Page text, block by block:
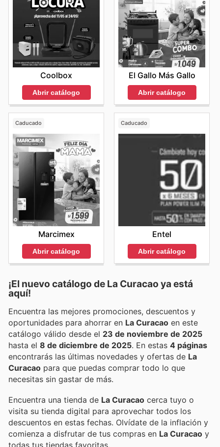
Coolbox
Abrir catálogo
El Gallo Más Gallo
Abrir catálogo
Caducado
Marcimex
Abrir catálogo
Caducado
Entel
Abrir catálogo
¡El nuevo catálogo de La Curacao ya está
aquí!
Encuentra las mejores promociones, descuentos y
oportunidades para ahorrar en La Curacao en este
catálogo válido desde el 23 de noviembre de 2025
hasta el 8 de diciembre de 2025 . En estas 4 páginas
encontrarás las últimas novedades y ofertas de La
Curacao para que puedas comprar todo lo que
necesitas sin gastar de más.
Encuentra una tienda de La Curacao cerca tuyo o
visita su tienda digital para aprovechar todos los
descuentos en estas fechas. Olvídate de la inflación y
comienza a disfrutar de tus compras en La Curacao y